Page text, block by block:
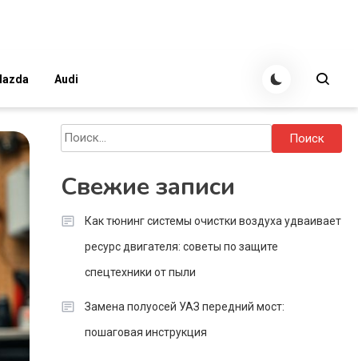
Audi
Найти:
Свежие записи
Как тюнинг системы очистки воздуха удваивает
ресурс двигателя: советы по защите
спецтехники от пыли
Замена полуосей УАЗ передний мост:
пошаговая инструкция